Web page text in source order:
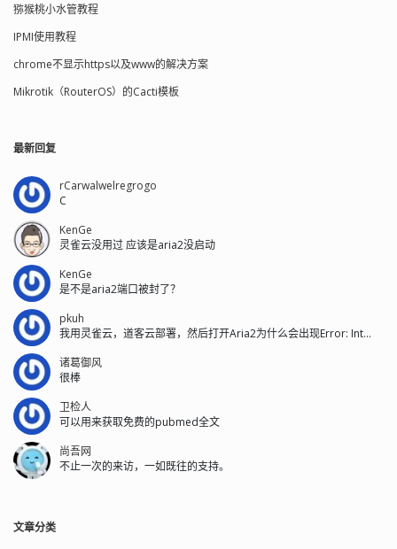
猕猴桃小水管教程
IPMI使用教程
chrome不显示https以及www的解决方案
Mikrotik（RouterOS）的Cacti模板
最新回复
rCarwalwelregrogo
C
KenGe
灵雀云没用过 应该是aria2没启动
KenGe
是不是aria2端口被封了？
pkuh
我用灵雀云，道客云部署，然后打开Aria2为什么会出现Error: Int...
诸葛御风
很棒
卫检人
可以用来获取免费的pubmed全文
尚吾网
不止一次的来访，一如既往的支持。
文章分类